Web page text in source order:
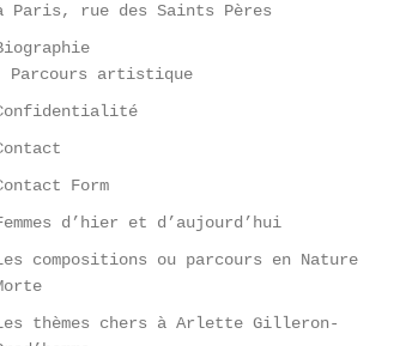
Paris, rue des Saints Pères
Parcours artistique
Form
d’hier et d’aujourd’hui
compositions ou parcours en Nature
thèmes chers à Arlette Gilleron-